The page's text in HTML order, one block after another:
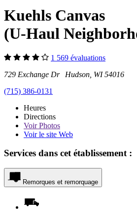
Kuehls Canvas
(U-Haul
1 569 évaluations
729 Exchange Dr Hudson, WI 54016
(715) 386-0131
Heures
Directions
VoirPhotos
Voir le site Web
Services dans cet établissement :
Remorques et remorquage